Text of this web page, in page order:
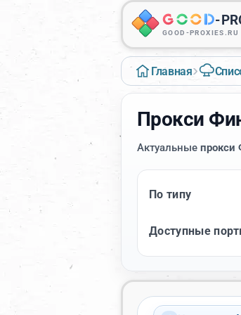
-
GOOD-PROXIES.RU
Главная›
Прокси
Актуальные прокси
По типу
Доступные